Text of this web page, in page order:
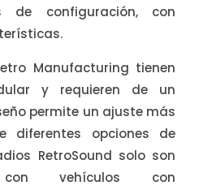
de configuración, con
Manufacturing tienen
y requieren de un
permite un ajuste más
diferentes opciones de
RetroSound solo son
con vehículos con